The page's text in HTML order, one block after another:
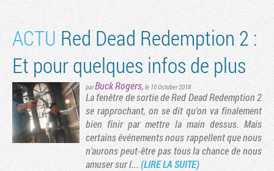
ACTU Red Dead Redemption 2 :
Et pour quelques infos de plus
parBuck Rogers, le 10 October 2018
La fenêtre de sortie de Red Dead Redemption 2
se rapprochant, on se dit qu'on va finalement
bien finir par mettre la main dessus. Mais
certains événements nous rappellent que nous
n'aurons peut-être pas tous la chance de nous
amuser sur l... (LIRE LA SUITE)